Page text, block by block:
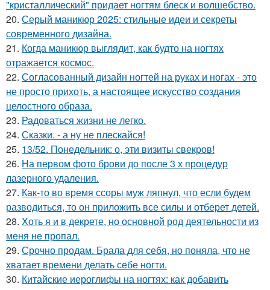
"кристаллический" придает ногтям блеск и волшебство.
20. Серый маникюр 2025: стильные идеи и секреты
современного дизайна.
21. Когда маникюр выглядит, как будто на ногтях
отражается космос.
22. Согласованный дизайн ногтей на руках и ногах - это
не просто прихоть, а настоящее искусство создания
целостного образа.
23. Радоваться жизни не легко.
24. Сказки. - а ну не плескайся!
25. 13/52. Понедельник: о, эти визиты свекров!
26. На первом фото брови до после 3 х процедур
лазерного удаления.
27. Как-то во время ссоры муж ляпнул, что если будем
разводиться, то он приложить все силы и отберет детей.
28. Хоть я и в декрете, но основной род деятельности из
меня не пропал.
29. Срочно продам. Брала для себя, но поняла, что не
хватает времени делать себе ногти.
30. Китайские иероглифы на ногтях: как добавить